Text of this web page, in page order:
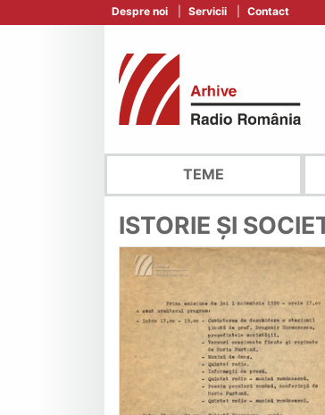
Despre noi Servicii Contact
TEME
ISTORIE ȘI